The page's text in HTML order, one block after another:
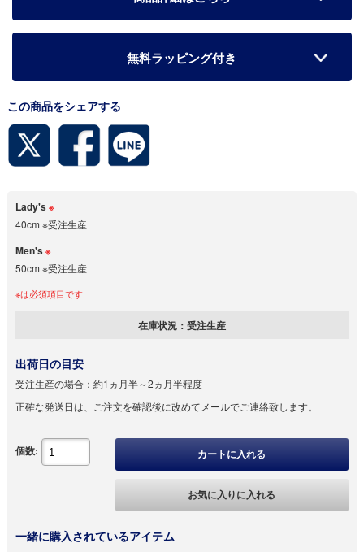
無料ラッピング付き
この商品をシェアする
Lady's※
40cm ※受注生産
Men's※
50cm ※受注生産
※は必須項目です
在庫状況： 受注生産
出荷日の目安
受注生産の場合： 約1ヵ月半～2ヵ月半程度
正確な発送日は、ご注文を確認後に改めてメールでご連絡致します。
個数: カートに入れる
お気に入りに入れる
一緒に購入されているアイテム